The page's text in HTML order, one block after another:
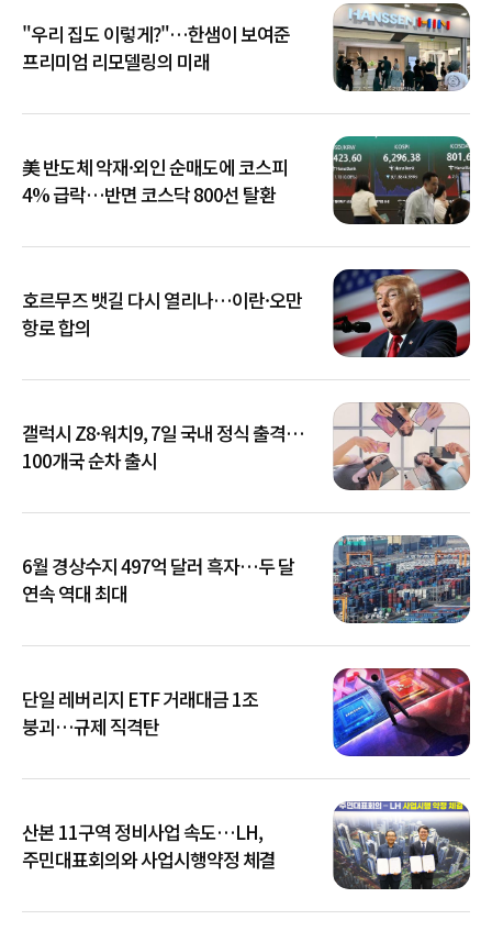
"우리 집도 이렇게?"…한샘이 보여준
프리미엄 리모델링의 미래
美 반도체 악재·외인 순매도에 코스피
4% 급락…반면 코스닥 800선 탈환
호르무즈 뱃길 다시 열리나…이란·오만
항로 합의
갤럭시 Z8·워치9, 7일 국내 정식 출격…
100개국 순차 출시
6월 경상수지 497억 달러 흑자…두 달
연속 역대 최대
단일 레버리지 ETF 거래대금 1조
붕괴…규제 직격탄
산본 11구역 정비사업 속도…LH,
주민대표회의와 사업시행약정 체결